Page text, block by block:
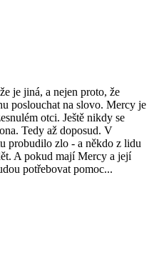
je jiná, a nejen proto, že
poslouchat na slovo. Mercy je
otci. Ještě nikdy se
Tedy až doposud. V
probudilo zlo - a někdo z lidu
A pokud mají Mercy a její
potřebovat pomoc...